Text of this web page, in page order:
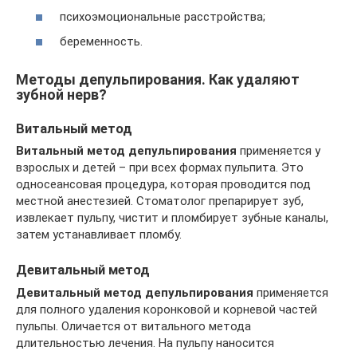
психоэмоциональные расстройства;
беременность.
Методы депульпирования. Как удаляют
зубной нерв?
Витальный метод
Витальный метод депульпирования применяется у
взрослых и детей – при всех формах пульпита. Это
односеансовая процедура, которая проводится под
местной анестезией. Стоматолог препарирует зуб,
извлекает пульпу, чистит и пломбирует зубные каналы,
затем устанавливает пломбу.
Девитальный метод
Девитальный метод депульпирования применяется
для полного удаления коронковой и корневой частей
пульпы. Оличается от витального метода
длительностью лечения. На пульпу наносится